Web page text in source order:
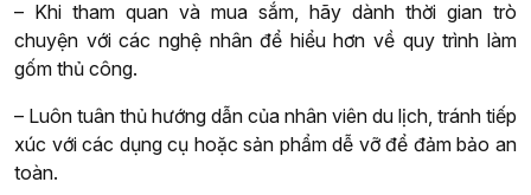
– Khi tham quan và mua sắm, hãy dành thời gian trò
chuyện với các nghệ nhân để hiểu hơn về quy trình làm
gốm thủ công.
– Luôn tuân thủ hướng dẫn của nhân viên du lịch, tránh tiếp
xúc với các dụng cụ hoặc sản phẩm dễ vỡ để đảm bảo an
toàn.